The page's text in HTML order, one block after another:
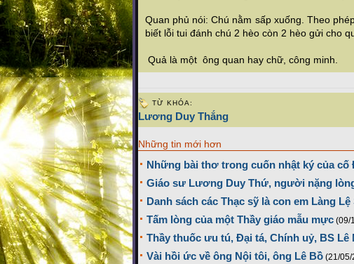
Quan phủ nói: Chú nằm sấp xuống. Theo
biết lỗi tui đánh chú 2 hèo còn 2 hèo gửi cho
Quả là một ông quan hay chữ, công minh.
TỪ KHÓA:
Lương Duy Thắng
Những tin mới hơn
Những bài thơ trong cuốn nhật ký của cố
Giáo sư Lương Duy Thứ, người nặng
Danh sách các Thạc sỹ là con em Làng
Tấm lòng của một Thầy giáo mẫu mực (09/
Thầy thuốc ưu tú, Đại tá, Chính uỷ, BS Lê
Vài hồi ức về ông Nội tôi, ông Lê Bồ (21/